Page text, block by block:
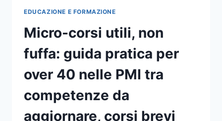
EDUCAZIONE E FORMAZIONE
Micro-corsi utili, non
fuffa: guida pratica per
over 40 nelle PMI tra
competenze da
aggiornare, corsi brevi